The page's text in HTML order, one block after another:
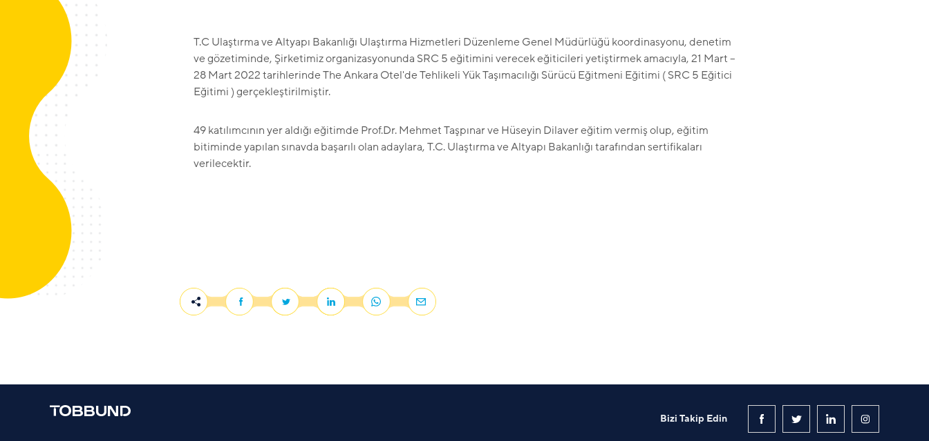
T.C Ulaştırma ve Altyapı Bakanlığı Ulaştırma Hizmetleri Düzenleme Genel Müdürlüğü koordinasyonu, denetim
ve gözetiminde, Şirketimiz organizasyonunda SRC 5 eğitimini verecek eğiticileri yetiştirmek amacıyla, 21 Mart –
28 Mart 2022 tarihlerinde The Ankara Otel'de Tehlikeli Yük Taşımacılığı Sürücü Eğitmeni Eğitimi ( SRC 5 Eğitici
Eğitimi ) gerçekleştirilmiştir.
49 katılımcının yer aldığı eğitimde Prof.Dr. Mehmet Taşpınar ve Hüseyin Dilaver eğitim vermiş olup, eğitim
bitiminde yapılan sınavda başarılı olan adaylara, T.C. Ulaştırma ve Altyapı Bakanlığı tarafından sertifikaları
verilecektir.
Bizi Takip Edin